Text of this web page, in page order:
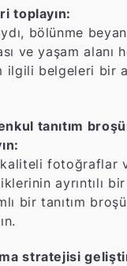
toplayın:
bölünme
ve yaşam alanı
ilgili belgeleri bir
tanıtım
fotoğraflar
ayrıntılı bir
bir tanıtım
stratejisi